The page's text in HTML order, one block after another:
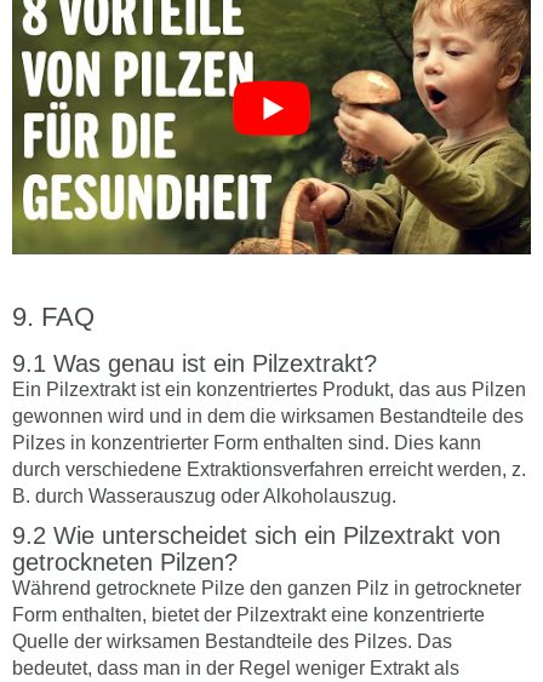
FAQ
Was genau ist ein Pilzextrakt?
Ein Pilzextrakt ist ein konzentriertes Produkt, das aus Pilzen
gewonnen wird und in dem die wirksamen Bestandteile des
Pilzes in konzentrierter Form enthalten sind. Dies kann
durch verschiedene Extraktionsverfahren erreicht werden, z.
B. durch Wasserauszug oder Alkoholauszug.
Wie unterscheidet sich ein Pilzextrakt von
getrockneten Pilzen?
Während getrocknete Pilze den ganzen Pilz in getrockneter
Form enthalten, bietet der Pilzextrakt eine konzentrierte
Quelle der wirksamen Bestandteile des Pilzes. Das
bedeutet, dass man in der Regel weniger Extrakt als